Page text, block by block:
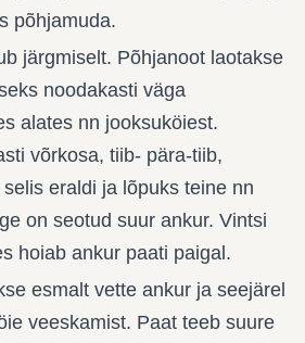
põhjamuda.
järgmiselt. Põhjanoot laotakse
noodakasti väga
alates nn jooksuköiest.
võrkosa, tiib- pära-tiib,
eraldi ja lõpuks teine nn
on seotud suur ankur. Vintsi
hoiab ankur paati paigal.
esmalt vette ankur ja seejärel
veeskamist. Paat teeb suure